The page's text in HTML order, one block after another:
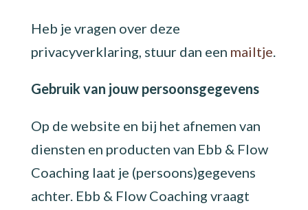
Heb je vragen over deze
privacyverklaring, stuur dan een mailtje.
Gebruik van jouw persoonsgegevens
Op de website en bij het afnemen van
diensten en producten van Ebb & Flow
Coaching laat je (persoons)gegevens
achter. Ebb & Flow Coaching vraagt